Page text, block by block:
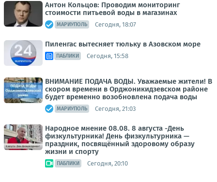
Антон Кольцов: Проводим мониторинг
стоимости питьевой воды в магазинах
МАРИУПОЛЬ Сегодня, 18:07
Пиленгас вытесняет тюльку в Азовском море
ПАБЛИКИ Сегодня, 15:58
ВНИМАНИЕ ПОДАЧА ВОДЫ. Уважаемые жители! В
скором времени в Орджоникидзевском районе
будет временно возобновлена подача воды
МАРИУПОЛЬ Сегодня, 21:03
Народное мнение 08.08. 8 августа -День
физкультурника! День физкультурника —
праздник, посвящённый здоровому образу
жизни и спорту
ПАБЛИКИ Сегодня, 20:10